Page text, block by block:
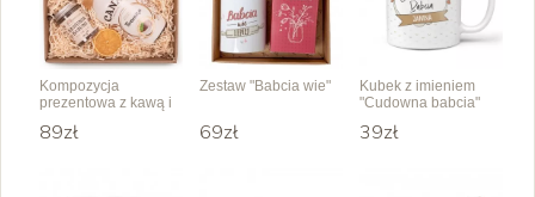
Kompozycja
prezentowa z kawą i
89zł
Zestaw "Babcia wie"
69zł
Kubek z imieniem
"Cudowna babcia"
39zł